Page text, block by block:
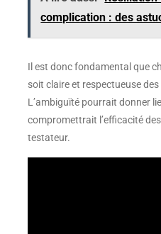
complication : des
Il est donc fondamental que
soit claire et respectueuse
L’ambiguïté pourrait donner
compromettrait l’efficacité
testateur.